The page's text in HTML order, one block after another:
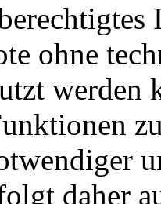
ohne
werden
daher